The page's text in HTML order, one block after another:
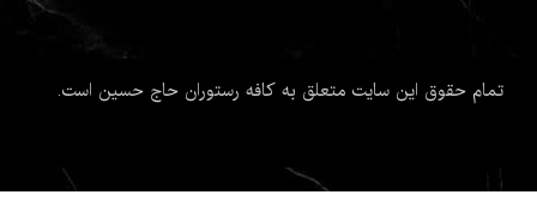
تمام حقوق این سایت متعلق به کافه رستوران حاج حسین است.